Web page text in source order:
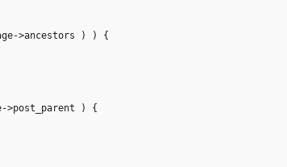
>ancestors ) ) {
>post_parent ) {